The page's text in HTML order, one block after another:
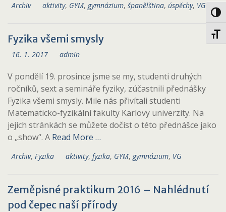
Archiv aktivity, GYM, gymnázium, španělština, úspěchy, VG
Fyzika všemi smysly
16. 1. 2017 admin
V pondělí 19. prosince jsme se my, studenti druhých
ročníků, sext a semináře fyziky, zúčastnili přednášky
Fyzika všemi smysly. Mile nás přivítali studenti
Matematicko-fyzikální fakulty Karlovy univerzity. Na
jejich stránkách se můžete dočíst o této přednášce jako
o „show“. A Read More …
Archiv, Fyzika aktivity, fyzika, GYM, gymnázium, VG
Zeměpisné praktikum 2016 – Nahlédnutí
pod čepec naší přírody